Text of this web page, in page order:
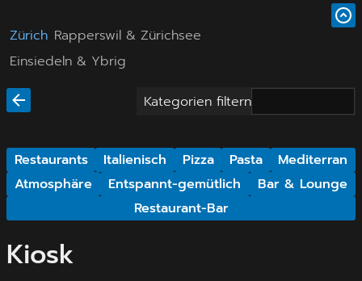
Zürich Rapperswil & Zürichsee
Einsiedeln & Ybrig
Kategorien filtern
Restaurants Italienisch Pizza Pasta
Mediterran
Atmosphäre
Entspannt-gemütlich
Bar & Lounge
Restaurant-Bar
Kiosk